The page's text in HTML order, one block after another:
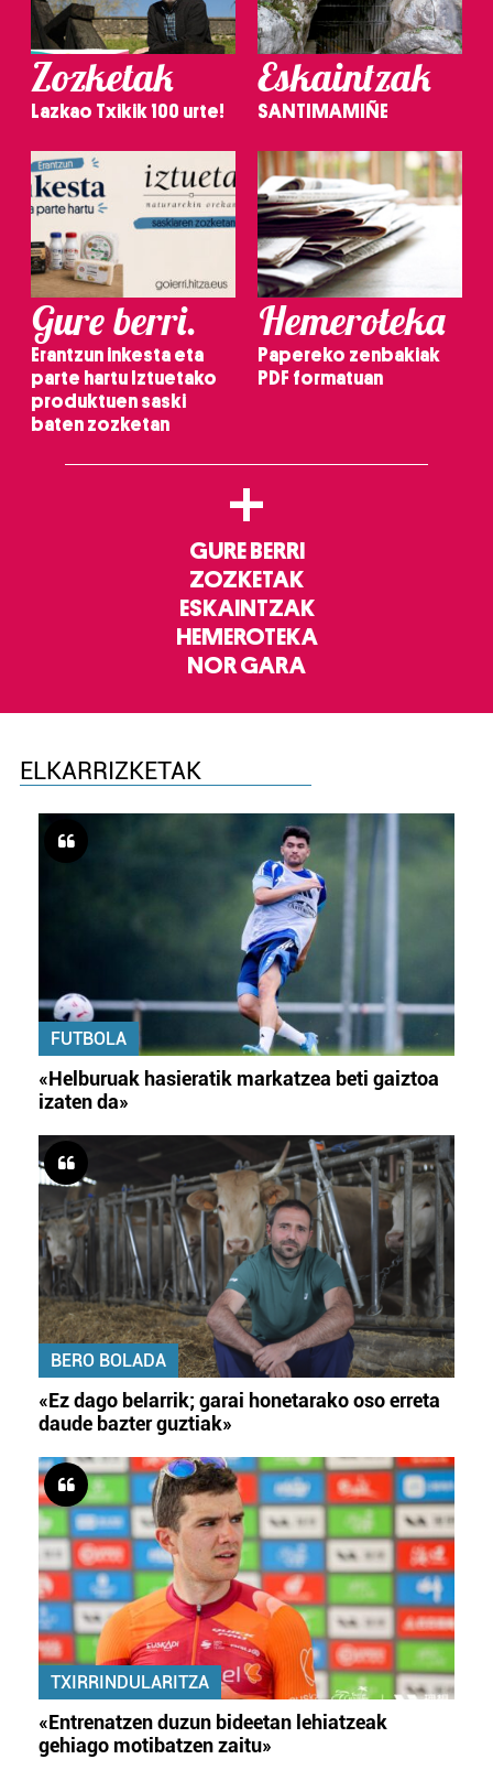
Zozketak
Lazkao Txikik 100 urte!
Eskaintzak
SANTIMAMIÑE
Gure berri.
Erantzun inkesta eta
parte hartu Iztuetako
produktuen saski
baten zozketan
Hemeroteka
Papereko zenbakiak
PDF formatuan
+
GURE BERRI
ZOZKETAK
ESKAINTZAK
HEMEROTEKA
NOR GARA
ELKARRIZKETAK
FUTBOLA
«Helburuak hasieratik markatzea beti gaiztoa
izaten da»
BERO BOLADA
«Ez dago belarrik; garai honetarako oso erreta
daude bazter guztiak»
TXIRRINDULARITZA
«Entrenatzen duzun bideetan lehiatzeak
gehiago motibatzen zaitu»